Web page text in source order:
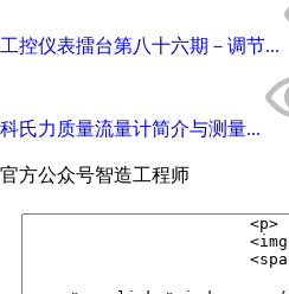
工控仪表擂台第八十六期－调节...
科氏力质量流量计简介与测量...
官方公众号智造工程师